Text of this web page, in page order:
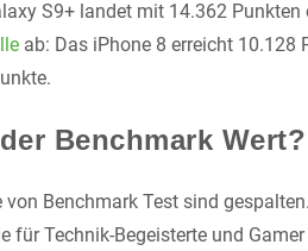
S9+ landet mit 14.362
ab: Das iPhone 8 erreicht 10.128
Benchmark Wert?
Benchmark Test sind gespalten.
für Technik-Begeisterte und Gamer